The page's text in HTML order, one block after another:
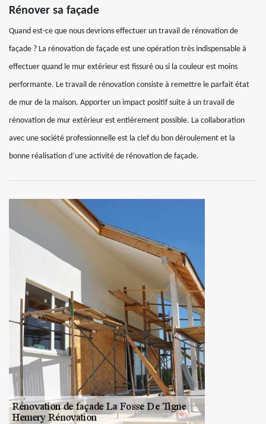
Rénover sa façade
Quand est-ce que nous devrions effectuer un travail de rénovation de
façade ? La rénovation de façade est une opération très indispensable à
effectuer quand le mur extérieur est fissuré ou si la couleur est moins
performante. Le travail de rénovation consiste à remettre le parfait état
de mur de la maison. Apporter un impact positif suite à un travail de
rénovation de mur extérieur est entièrement possible. La collaboration
avec une société professionnelle est la clef du bon déroulement et la
bonne réalisation d’une activité de rénovation de façade.